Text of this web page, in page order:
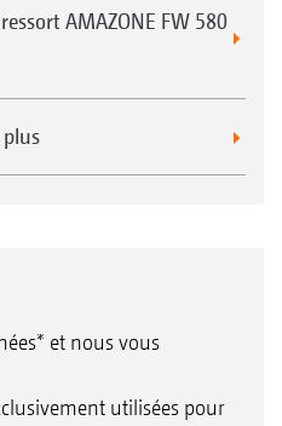
AMAZONE FW 580
et nous vous
utilisées pour